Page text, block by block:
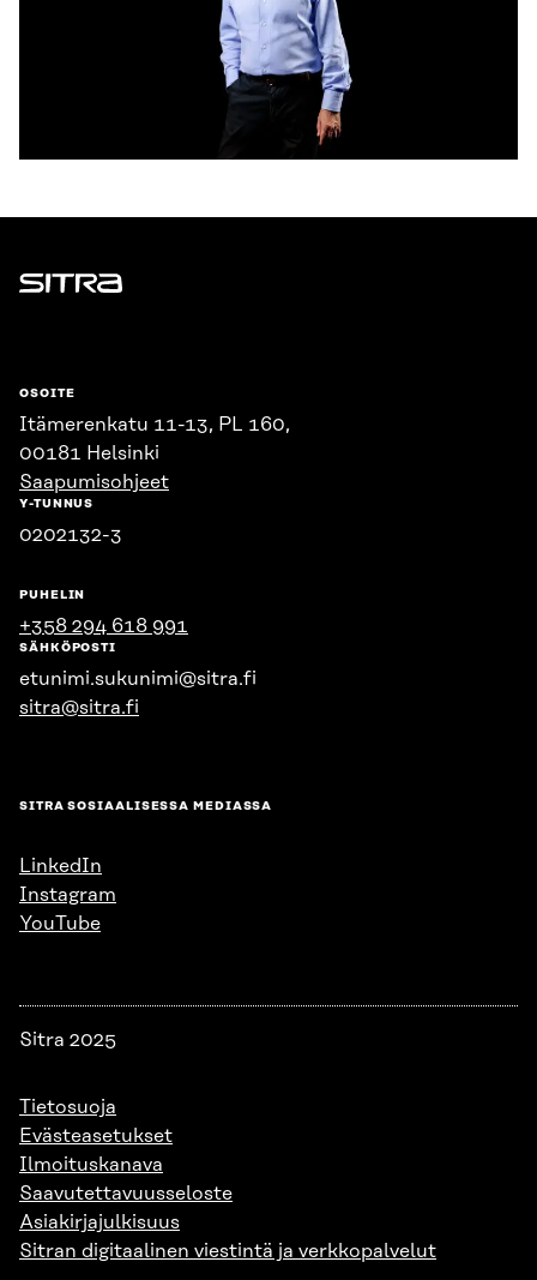
Sitra
OSOITE
Itämerenkatu 11-13, PL 160,
00181 Helsinki
Saapumisohjeet
Y-TUNNUS
0202132-3
PUHELIN
+358 294 618 991
SÄHKÖPOSTI
etunimi.sukunimi@sitra.fi
sitra@sitra.fi
SITRA SOSIAALISESSA MEDIASSA
LinkedIn
Instagram
YouTube
Sitra 2025
Tietosuoja
Evästeasetukset
Ilmoituskanava
Saavutettavuusseloste
Asiakirjajulkisuus
Sitran digitaalinen viestintä ja verkkopalvelut